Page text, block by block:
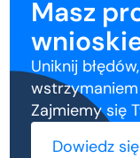
Masz
Uniknij
Zajmiemy się
Dowiedz